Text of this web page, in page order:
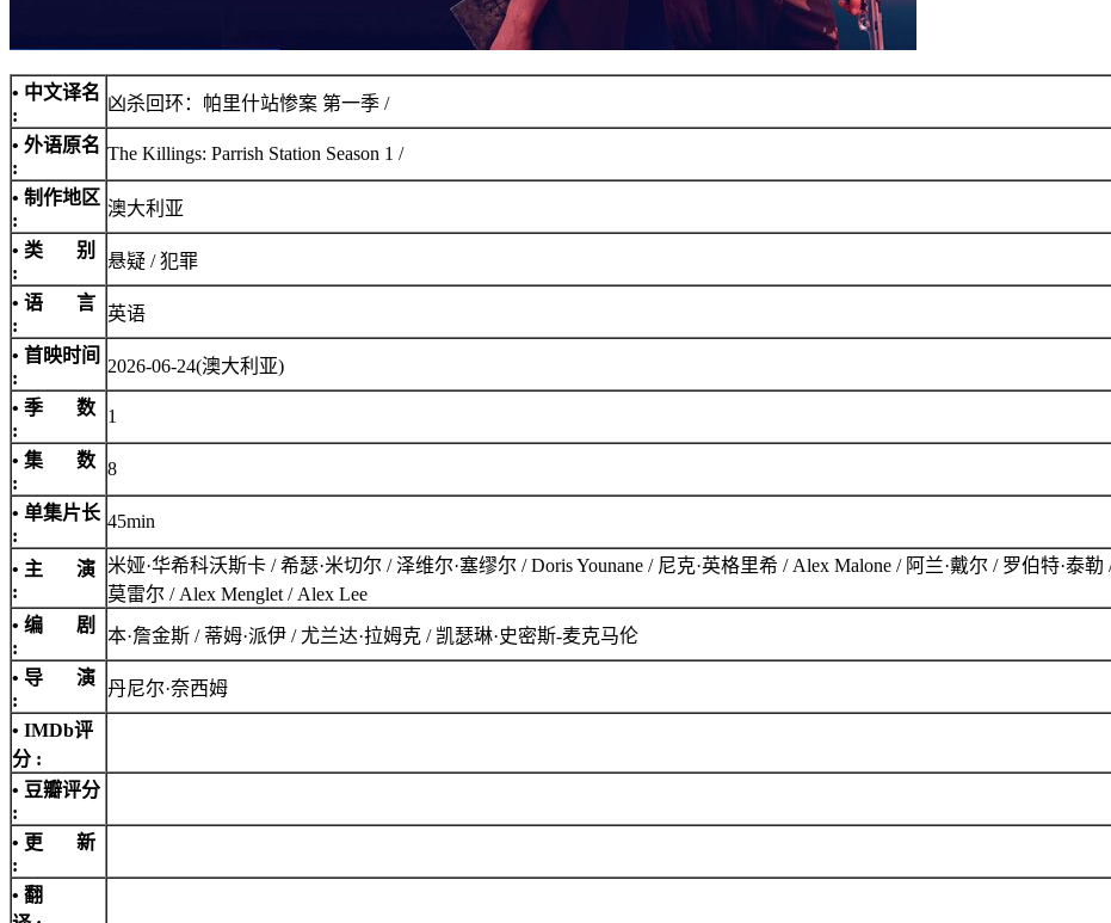
• 中文译名
:
凶杀回环：帕里什站惨案 第一季 /
• 外语原名
:
The Killings: Parrish Station Season 1 /
• 制作地区
:
澳大利亚
• 类 别
:
悬疑 / 犯罪
• 语 言
:
英语
• 首映时间
:
2026-06-24(澳大利亚)
• 季 数
:
1
• 集 数
:
8
• 单集片长
:
45min
• 主 演
:
米娅·华希科沃斯卡 / 希瑟·米切尔 / 泽维尔·塞缪尔 / Doris Younane / 尼克·英格里希 / Alex Malone / 阿兰·戴尔 / 罗伯特·泰
莫雷尔 / Alex Menglet / Alex Lee
• 编 剧
:
本·詹金斯 / 蒂姆·派伊 / 尤兰达·拉姆克 / 凯瑟琳·史密斯-麦克马伦
• 导 演
:
丹尼尔·奈西姆
• IMDb评
分 :
• 豆瓣评分
:
• 更 新
:
• 翻